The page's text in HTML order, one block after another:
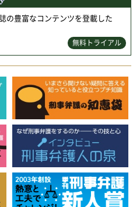
の豊富なコンテンツを登載した
無料トライアル